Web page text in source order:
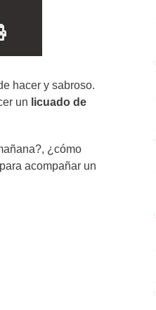
hacer y sabroso.
un licuado de
¿cómo
acompañar un